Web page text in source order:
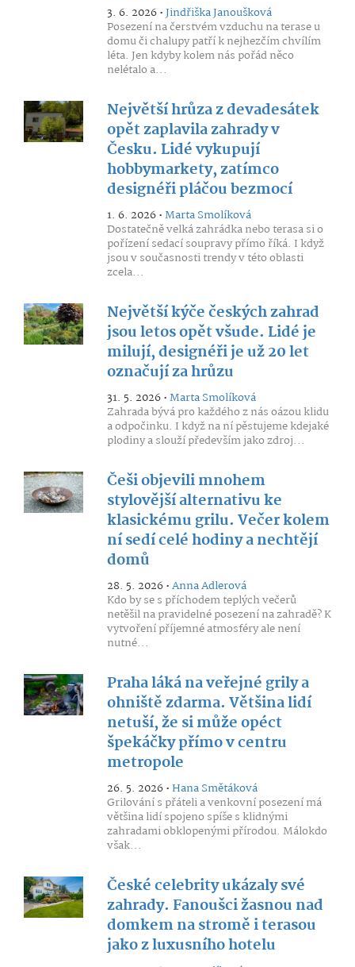
3. 6. 2026 •Jindřiška Janoušková
Posezení na čerstvém vzduchu na terase u
domu či chalupy patří k nejhezčím chvílím
léta. Jen kdyby kolem nás pořád něco
nelétalo a...
Největší hrůza z devadesátek
opět zaplavila zahrady v
Česku. Lidé vykupují
hobbymarkety, zatímco
designéři pláčou bezmocí
1. 6. 2026 •Marta Smolíková
Dostatečně velká zahrádka nebo terasa si o
pořízení sedací soupravy přímo říká. I když
jsou v současnosti trendy v této oblasti
zcela...
Největší kýče českých zahrad
jsou letos opět všude. Lidé je
milují, designéři je už 20 let
označují za hrůzu
31. 5. 2026 •Marta Smolíková
Zahrada bývá pro každého z nás oázou klidu
a odpočinku. I když na ní pěstujeme kdejaké
plodiny a slouží především jako zdroj...
Češi objevili mnohem
stylovější alternativu ke
klasickému grilu. Večer kolem
ní sedí celé hodiny a nechtějí
domů
28. 5. 2026 •Anna Adlerová
Kdo by se s příchodem teplých večerů
netěšil na pravidelné posezení na zahradě? K
vytvoření příjemné atmosféry ale není
nutné...
Praha láká na veřejné grily a
ohniště zdarma. Většina lidí
netuší, že si může opéct
špekáčky přímo v centru
metropole
26. 5. 2026 •Hana Smětáková
Grilování s přáteli a venkovní posezení má
většina lidí spojeno spíše s klidnými
zahradami obklopenými přírodou. Málokdo
však...
České celebrity ukázaly své
zahrady. Fanoušci žasnou nad
domkem na stromě i terasou
jako z luxusního hotelu